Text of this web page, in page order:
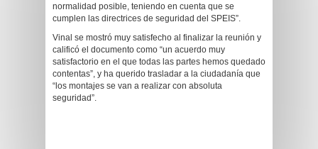
normalidad posible, teniendo en cuenta que se
cumplen las directrices de seguridad del SPEIS”.
Vinal se mostró muy satisfecho al finalizar la reunión y
calificó el documento como “un acuerdo muy
satisfactorio en el que todas las partes hemos quedado
contentas”, y ha querido trasladar a la ciudadanía que
“los montajes se van a realizar con absoluta
seguridad”.